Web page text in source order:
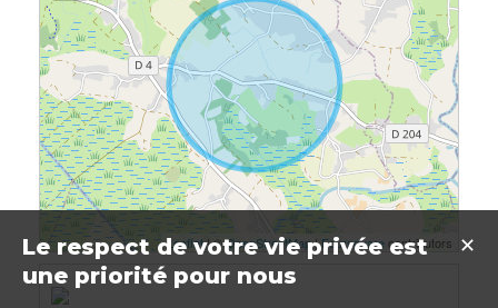
Leaflet| ©OpenStreetMap|Foursquarecontributors ✕
Le respect de votre vie privée est
une priorité pour nous